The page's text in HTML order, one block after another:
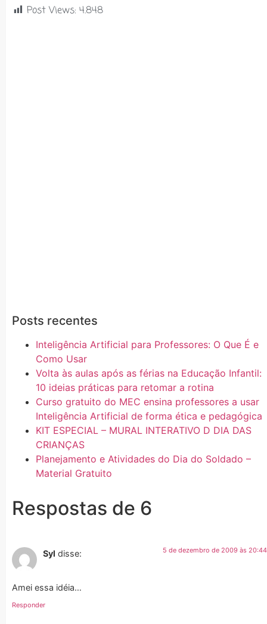
Post Views: 4.848
Posts recentes
Inteligência Artificial para Professores: O Que É e
Como Usar
Volta às aulas após as férias na Educação Infantil:
10 ideias práticas para retomar a rotina
Curso gratuito do MEC ensina professores a usar
Inteligência Artificial de forma ética e pedagógica
KIT ESPECIAL – MURAL INTERATIVO D DIA DAS
CRIANÇAS
Planejamento e Atividades do Dia do Soldado –
Material Gratuito
Respostas de 6
Syl disse: 5 de dezembro de 2009 às 20:44
Amei essa idéia…
Responder